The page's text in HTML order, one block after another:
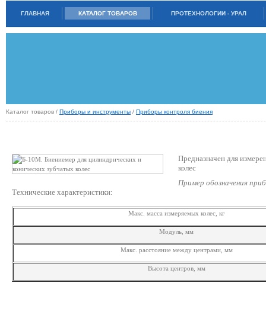
ГЛАВНАЯ КАТАЛОГ ТОВАРОВ ПРОТЕХНОЛОГИИ - УРАЛ
Каталог товаров / Приборы и инструменты / Приборы контроля биения
Предназначен для
колес
Пример обозначения
Технические характеристики:
Макс. масса измеряемых колес, кг
Модуль, мм
Макс. расстояние между центрами, мм
Высота центров, мм